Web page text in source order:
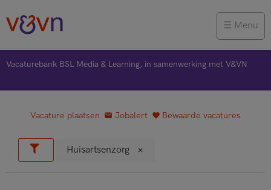
Menu
Vacaturebank BSL Media & Learning, in samenwerking met V&VN
Vacature plaatsen Jobalert Bewaarde vacatures
Huisartsenzorg